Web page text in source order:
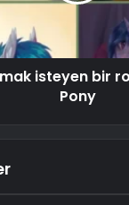
isteyen bir
Pony